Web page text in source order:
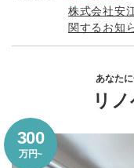
株式会社安
関するお知
あなた
リ
300
万円~